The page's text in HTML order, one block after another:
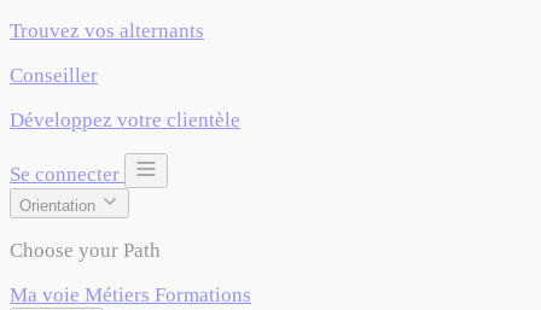
Trouvez vos alternants
Conseiller
Développez votre clientèle
Se connecter
Orientation
Choose your Path
Ma voie Métiers Formations